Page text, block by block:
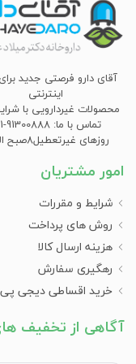
آشنایی با
به منظور انتخاب
شناسایی نمایید.
تقسیم می‌شوند:
فتق بند نافی
در کسانی که به فتق
نافی با فشار مرکزی
بافت‌ها جلوگیری
فتق بند کشاله ران
این مدل برای فتق
دیگر، برخی مدل‌ها
آقای دارو فرصتی جدید
اینترنتی
محصولات غیردارویی با
تماس با ما: 91300888-021
روزهای غیرتعطیل8صبح الی21
امور مشتریان
شرایط و مقررات
روش های پرداخت
هزینه ارسال کالا
رهگیری سفارش
خرید اقساطی دیجی پی
آگاهی از تخفیف